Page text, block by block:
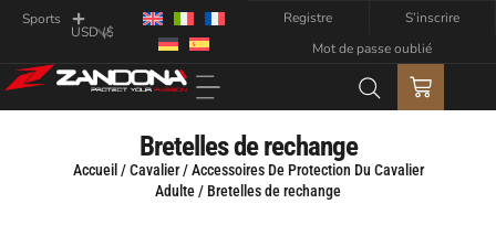
Sports Registre
S’inscrire
Mot de passe oublié
Bretelles de rechange
Accueil /Cavalier/Accessoires De Protection Du Cavalier
Adulte/ Bretelles de rechange